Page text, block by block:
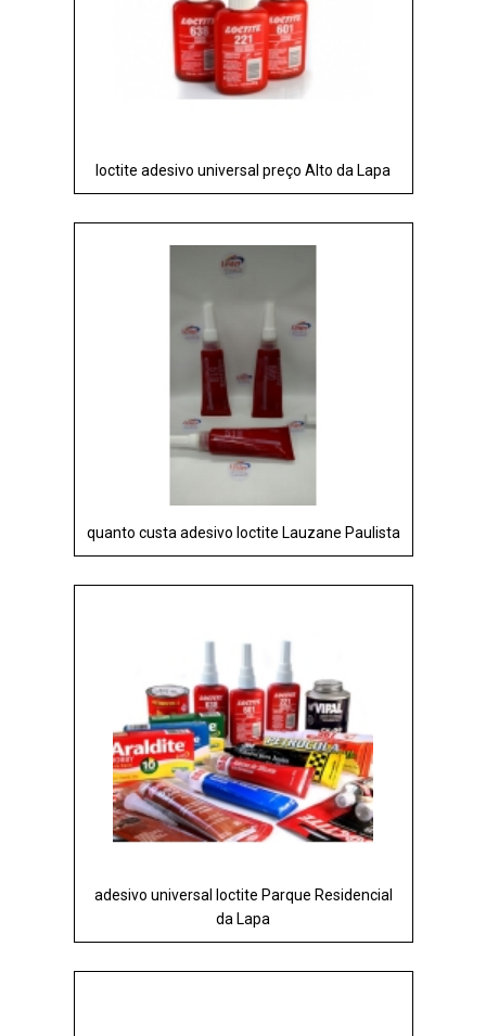
loctite adesivo universal preço Alto da Lapa
quanto custa adesivo loctite Lauzane Paulista
adesivo universal loctite Parque Residencial
da Lapa